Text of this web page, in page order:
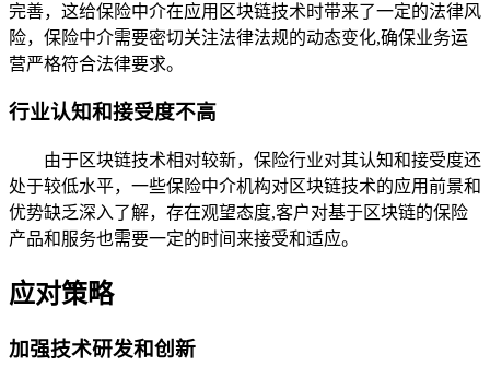
完善，这给保险中介在应用区块链技术时带来了一定的法律风
险，保险中介需要密切关注法律法规的动态变化,确保业务运
营严格符合法律要求。
行业认知和接受度不高
由于区块链技术相对较新，保险行业对其认知和接受度还
处于较低水平，一些保险中介机构对区块链技术的应用前景和
优势缺乏深入了解，存在观望态度,客户对基于区块链的保险
产品和服务也需要一定的时间来接受和适应。
应对策略
加强技术研发和创新